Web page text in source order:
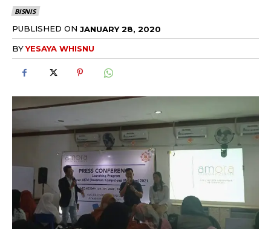
BISNIS
PUBLISHED ON JANUARY 28, 2020
BYYESAYA WHISNU